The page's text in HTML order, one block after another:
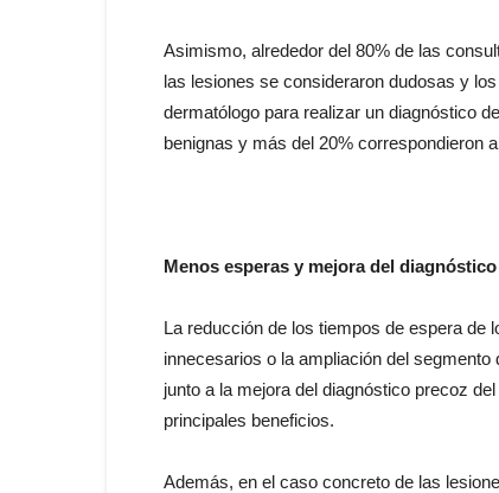
Asimismo, alrededor del 80% de las
las lesiones se consideraron dudosas y
dermatólogo para realizar un diagnóstico
benignas y más del 20% correspondieron
Menos esperas y mejora del diagnóstico
La reducción de los tiempos de espera de
innecesarios o la ampliación del
junto a la mejora del diagnóstico precoz
principales beneficios.
Además, en el caso concreto de las